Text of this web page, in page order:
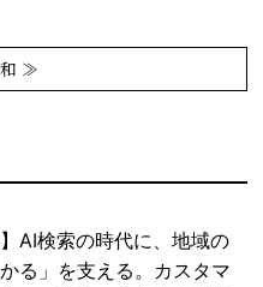
≫
】AI検索の時代に、地域の
る」を支える。カスタマ